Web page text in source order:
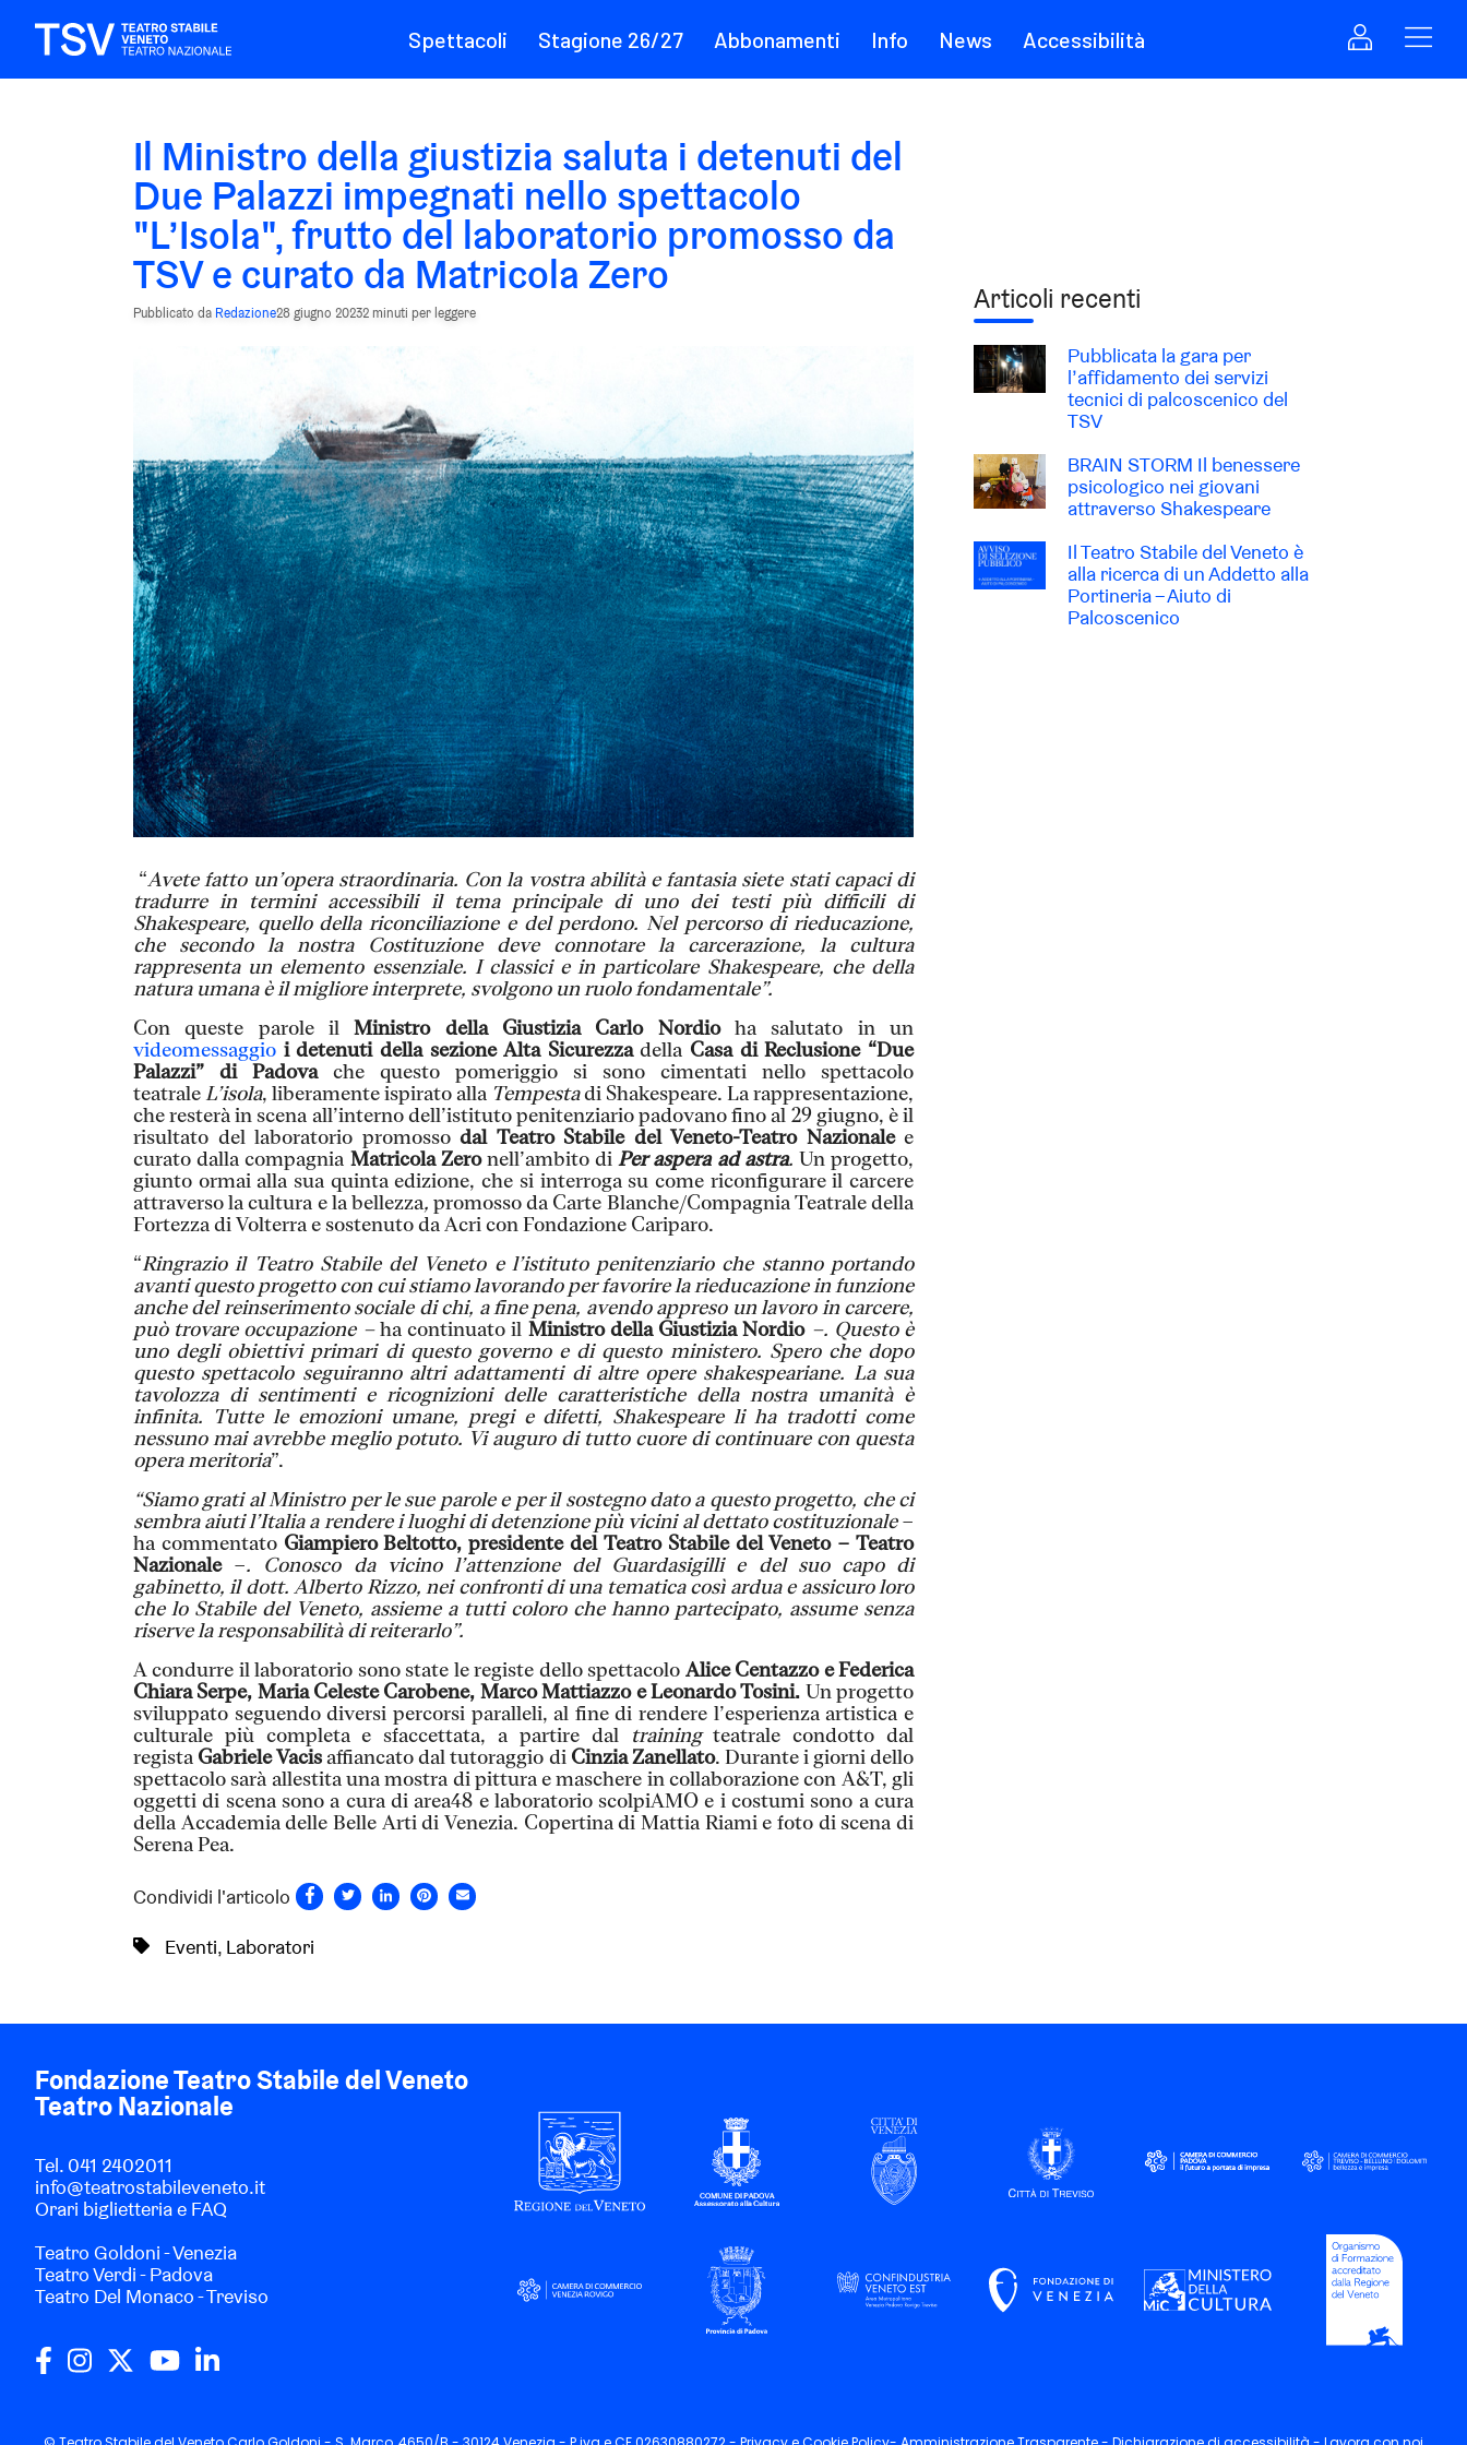
Spettacoli Stagione 26/27 Abbonamenti Info News Accessibilità
Il Ministro della giustizia saluta i detenuti del
Due Palazzi impegnati nello spettacolo
"L’Isola", frutto del laboratorio promosso da
TSV e curato da Matricola Zero
Pubblicato da Redazione28 giugno 20232 minuti per leggere
“Avete fatto un’opera straordinaria. Con la vostra abilità e fantasia siete stati capaci di
tradurre in termini accessibili il tema principale di uno dei testi più difficili di
Shakespeare, quello della riconciliazione e del perdono. Nel percorso di rieducazione,
che secondo la nostra Costituzione deve connotare la carcerazione, la cultura
rappresenta un elemento essenziale. I classici e in particolare Shakespeare, che della
natura umana è il migliore interprete, svolgono un ruolo fondamentale”.
Con queste parole ilMinistro della Giustizia Carlo Nordioha salutato in un
videomessaggio i detenuti della sezione Alta Sicurezzadella Casa di Reclusione “Due
Palazzi” di Padova che questo pomeriggio si sono cimentati nello spettacolo
teatrale L’isola, liberamente ispirato alla Tempestadi Shakespeare. La rappresentazione,
che resterà in scena all’interno dell’istituto penitenziario padovano fino al 29 giugno, è il
risultato del laboratorio promosso dal Teatro Stabile del Veneto-Teatro Nazionalee
curato dalla compagnia Matricola Zero nell’ambito diPer aspera ad astra. Un progetto,
giunto ormai alla sua quinta edizione, che si interroga su come riconfigurare il carcere
attraverso la cultura e la bellezza,promosso da Carte Blanche/Compagnia Teatrale della
Fortezza di Volterra e sostenuto da Acri con Fondazione Cariparo.
“Ringrazio il Teatro Stabile del Veneto e l’istituto penitenziario che stanno portando
avanti questo progetto con cui stiamo lavorando per favorire la rieducazione in funzione
anche del reinserimento sociale di chi, a fine pena, avendo appreso un lavoro in carcere,
può trovare occupazione – ha continuato il Ministro della Giustizia Nordio–. Questo è
uno degli obiettivi primari di questo governo e di questo ministero. Spero che dopo
questo spettacolo seguiranno altri adattamenti di altre opere shakespeariane. La sua
tavolozza di sentimenti e ricognizioni delle caratteristiche della nostra umanità è
infinita. Tutte le emozioni umane, pregi e difetti, Shakespeare li ha tradotti come
nessuno mai avrebbe meglio potuto. Vi auguro di tutto cuore di continuare con questa
opera meritoria”.
“Siamo grati al Ministro per le sue parole e per il sostegno dato a questo progetto, che ci
sembra aiuti l’Italia a rendere i luoghi di detenzione più vicini al dettato costituzionale –
ha commentato Giampiero Beltotto, presidente del Teatro Stabile del Veneto – Teatro
Nazionale–. Conosco da vicino l’attenzione del Guardasigilli e del suo capo di
gabinetto, il dott. Alberto Rizzo, nei confronti di una tematica così ardua e assicuro loro
che lo Stabile del Veneto, assieme a tutti coloro che hanno partecipato, assume senza
riserve la responsabilità di reiterarlo”.
A condurre il laboratorio sono state le registe dello spettacolo Alice Centazzo e Federica
Chiara Serpe, Maria Celeste Carobene, Marco Mattiazzo e Leonardo Tosini. Un progetto
sviluppato seguendo diversi percorsi paralleli, al fine di rendere l’esperienza artistica e
culturale più completa e sfaccettata, a partire dal
trainingteatrale condotto dal
regista Gabriele Vacis affiancato dal tutoraggio di Cinzia Zanellato. Durante i giorni dello
spettacolo sarà allestita una mostra di pittura e maschere in collaborazione con A&T, gli
oggetti di scena sono a cura di area48 e laboratorio scolpiAMO e i costumi sono a cura
della Accademia delle Belle Arti di Venezia. Copertina di Mattia Riami e foto di scena di
Serena Pea.
Condividi l'articolo
Eventi, Laboratori
Articoli recenti
Pubblicata la gara per
l’affidamento dei servizi
tecnici di palcoscenico del
TSV
BRAIN STORM Il benessere
psicologico nei giovani
attraverso Shakespeare
Il Teatro Stabile del Veneto è
alla ricerca di un Addetto alla
Portineria – Aiuto di
Palcoscenico
Fondazione Teatro Stabile del Veneto
Teatro Nazionale
Tel. 041 2402011
info@teatrostabileveneto.it
Orari biglietteria e FAQ
Teatro Goldoni - Venezia
Teatro Verdi - Padova
Teatro Del Monaco - Treviso